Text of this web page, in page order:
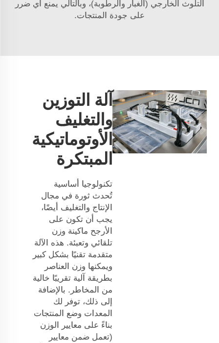
التلوث الخارجي (الغبار والرطوبة)، وبالتالي يمنع أي ضرر
على جودة المنتجات.
آلة التوزين
والتغليف
الأوتوماتيكية
المبتكرة
تكنولوجيا أساسية
تُحدث ثورة في مجال
الإنتاج والتغليف أيضًا،
يجب أن تكون على
الأرجح ماكينة وزن
تلقائي وتعبئة. هذه الآلة
متقدمة تقنيًا بشكل كبير
ويمكنها وزن العناصر
بطريقة آلية تقريبًا خالية
من المخاطر. بالإضافة
إلى ذلك، توفر لك
المعدات وضع المنتجات
بناءً على معايير الوزن
(تعمل ضمن معايير